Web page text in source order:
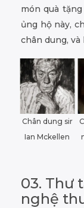
món quà
ủng hộ này,
chân dung,
Chân dung sir
Ian Mckellen
03. Thư
nghệ